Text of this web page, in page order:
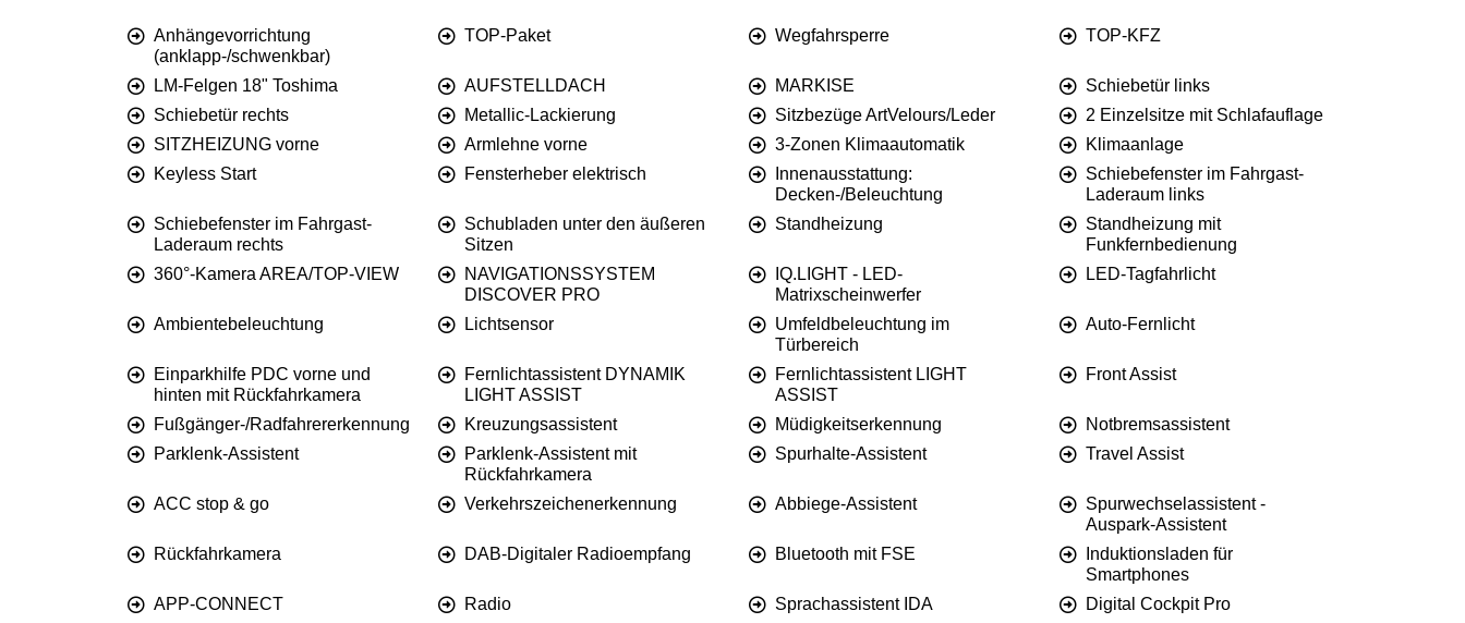
Anhängevorrichtung
(anklapp-/schwenkbar)
TOP-Paket Wegfahrsperre TOP-KFZ
LM-Felgen 18" Toshima AUFSTELLDACH MARKISE
Schiebetür links
Schiebetür rechts
Metallic-Lackierung Sitzbezüge ArtVelours/Leder
2 Einzelsitze mit Schlafauflage
SITZHEIZUNG vorne
Armlehne vorne 3-Zonen Klimaautomatik
Klimaanlage
Keyless Start
Fensterheber elektrisch
Innenausstattung:
Decken-/Beleuchtung
Schiebefenster im Fahrgast-
Laderaum links
Schiebefenster im Fahrgast-
Laderaum rechts
Schubladen unter den äußeren
Sitzen
Standheizung
Standheizung mit
Funkfernbedienung
360°-Kamera AREA/TOP-VIEW
NAVIGATIONSSYSTEM
DISCOVER PRO
IQ.LIGHT - LED-
Matrixscheinwerfer
LED-Tagfahrlicht
Ambientebeleuchtung Lichtsensor
Umfeldbeleuchtung im
Türbereich
Auto-Fernlicht
Einparkhilfe PDC vorne und
hinten mit Rückfahrkamera
Fernlichtassistent DYNAMIK
LIGHT ASSIST
Fernlichtassistent LIGHT
ASSIST
Front Assist
Fußgänger-/Radfahrererkennung Kreuzungsassistent Müdigkeitserkennung
Notbremsassistent
Parklenk-Assistent
Parklenk-Assistent mit
Rückfahrkamera
Spurhalte-Assistent Travel Assist
ACC stop & go Verkehrszeichenerkennung Abbiege-Assistent
Spurwechselassistent -
Auspark-Assistent
Rückfahrkamera
DAB-Digitaler Radioempfang Bluetooth mit FSE
Induktionsladen für
Smartphones
APP-CONNECT
Radio Sprachassistent IDA
Digital Cockpit Pro